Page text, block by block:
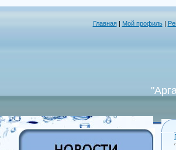
Главная| Мой профиль|